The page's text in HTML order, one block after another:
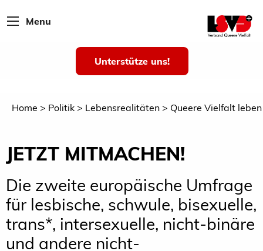
Menu
Unterstütze uns!
Home Politik Lebensrealitäten Queere Vielfalt leben
JETZT MITMACHEN!
Die zweite europäische Umfrage
für lesbische, schwule, bisexuelle,
trans*, intersexuelle, nicht-binäre
und andere nicht-